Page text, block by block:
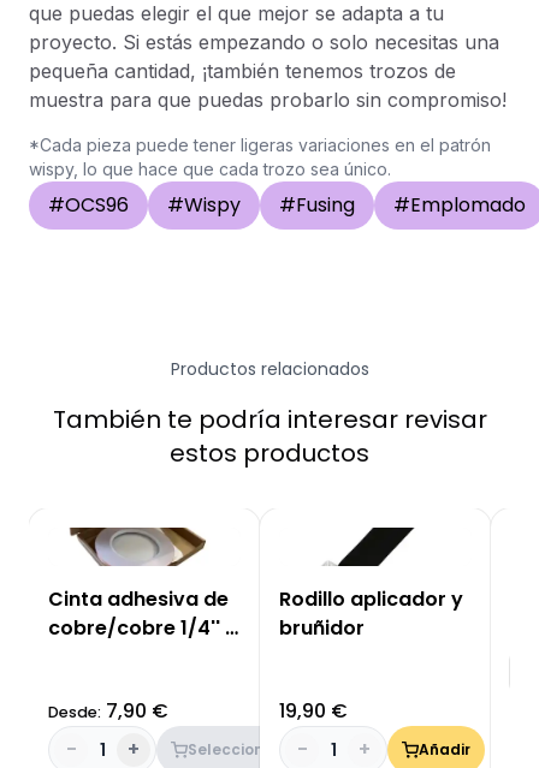
que puedas elegir el que mejor se adapta a tu
proyecto. Si estás empezando o solo necesitas una
pequeña cantidad, ¡también tenemos trozos de
muestra para que puedas probarlo sin compromiso!
*Cada pieza puede tener ligeras variaciones en el patrón
wispy, lo que hace que cada trozo sea único.
#OCS96 #Wispy #Fusing #Emplomado
Productos relacionados
También te podría interesar revisar
estos productos
Cinta adhesiva de
cobre/cobre 1/4'' -
Desde: 7,90 €
-
1 + Seleccionar
Rodillo aplicador y
bruñidor
19,90 €
-
1 + Añadir